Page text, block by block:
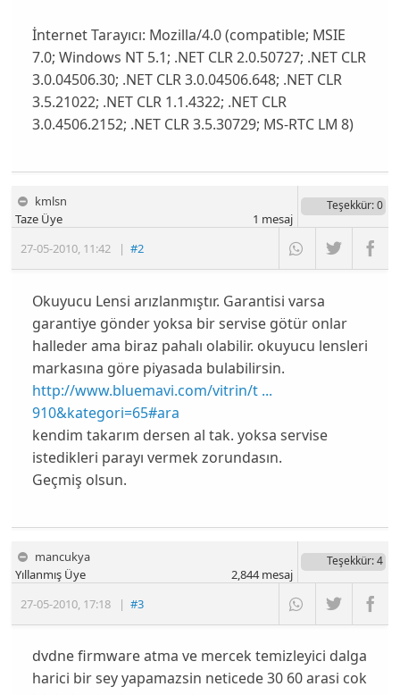
İnternet Tarayıcı: Mozilla/4.0 (compatible; MSIE
7.0; Windows NT 5.1; .NET CLR 2.0.50727; .NET CLR
3.0.04506.30; .NET CLR 3.0.04506.648; .NET CLR
3.5.21022; .NET CLR 1.1.4322; .NET CLR
3.0.4506.2152; .NET CLR 3.5.30729; MS-RTC LM 8)
kmlsn
27-05-2010, 11:42 |#2
Taze Üye
Teşekkür: 0
1 mesaj
Okuyucu Lensi arızlanmıştır. Garantisi varsa
garantiye gönder yoksa bir servise götür onlar
halleder ama biraz pahalı olabilir. okuyucu lensleri
markasına göre piyasada bulabilirsin.
http://www.bluemavi.com/vitrin/t ...
910&kategori=65#ara
kendim takarım dersen al tak. yoksa servise
istedikleri parayı vermek zorundasın.
Geçmiş olsun.
mancukya
27-05-2010, 17:18 |#3
Yıllanmış Üye
Teşekkür: 4
2,844mesaj
dvdne firmware atma ve mercek temizleyici dalga
harici bir sey yapamazsin neticede 30 60 arasi cok